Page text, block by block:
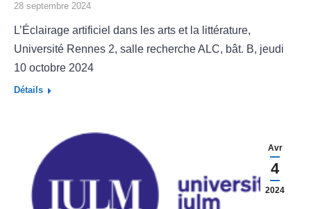
28 septembre 2024
L’Éclairage artificiel dans les arts et la littérature,
Université Rennes 2, salle recherche ALC, bât. B, jeudi
10 octobre 2024
Détails
Avr
4
2024